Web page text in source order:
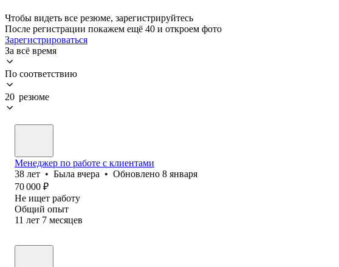
Чтобы видеть все резюме, зарегистрируйтесь
После регистрации покажем ещё 40 и откроем фото
Зарегистрироваться
За всё время
По соответствию
20 резюме
Менеджер по работе с клиентами
38 лет • Была вчера • Обновлено 8 января
70 000 ₽
Не ищет работу
Общий опыт
11 лет 7 месяцев